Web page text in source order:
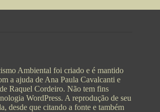
Ambiental foi criado e é mantido
a ajuda de Ana Paula Cavalcanti e
Raquel Cordeiro. Não tem fins
WordPress. A reprodução de seu
desde que citando a fonte e também